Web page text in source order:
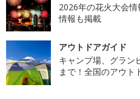
2026年の花火大会
情報も掲載
アウトドアガイド
キャンプ場、グラン
まで！全国のアウト